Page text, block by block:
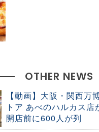
OTHER NEWS
【動画】大阪・関西万
トア あべのハルカス
開店前に600人が列